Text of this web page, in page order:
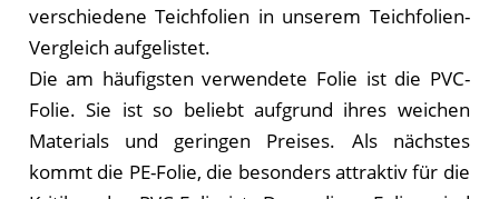
verschiedene Teichfolien in unserem Teichfolien-
Vergleich aufgelistet.
Die am häufigsten verwendete Folie ist die PVC-
Folie. Sie ist so beliebt aufgrund ihres weichen
Materials und geringen Preises. Als nächstes
kommt die PE-Folie, die besonders attraktiv für die